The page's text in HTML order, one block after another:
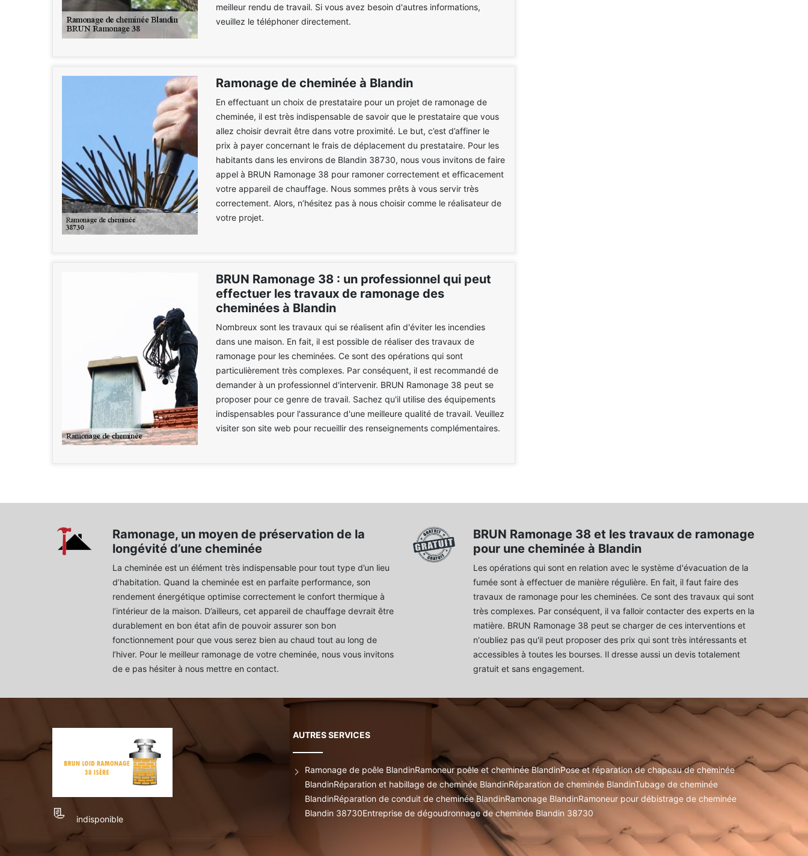
meilleur rendu de travail. Si vous avez besoin d'autres informations,
veuillez le téléphoner directement.
Ramonage de cheminée à Blandin
En effectuant un choix de prestataire pour un projet de ramonage de
cheminée, il est très indispensable de savoir que le prestataire que vous
allez choisir devrait être dans votre proximité. Le but, c’est d’affiner le
prix à payer concernant le frais de déplacement du prestataire. Pour les
habitants dans les environs de Blandin 38730, nous vous invitons de faire
appel à BRUN Ramonage 38 pour ramoner correctement et efficacement
votre appareil de chauffage. Nous sommes prêts à vous servir très
correctement. Alors, n’hésitez pas à nous choisir comme le réalisateur de
votre projet.
BRUN Ramonage 38 : un professionnel qui peut
effectuer les travaux de ramonage des
cheminées à Blandin
Nombreux sont les travaux qui se réalisent afin d'éviter les incendies
dans une maison. En fait, il est possible de réaliser des travaux de
ramonage pour les cheminées. Ce sont des opérations qui sont
particulièrement très complexes. Par conséquent, il est recommandé de
demander à un professionnel d'intervenir. BRUN Ramonage 38 peut se
proposer pour ce genre de travail. Sachez qu'il utilise des équipements
indispensables pour l'assurance d'une meilleure qualité de travail. Veuillez
visiter son site web pour recueillir des renseignements complémentaires.
Ramonage, un moyen de préservation de la
longévité d’une cheminée
La cheminée est un élément très indispensable pour tout type d’un lieu
d’habitation. Quand la cheminée est en parfaite performance, son
rendement énergétique optimise correctement le confort thermique à
l’intérieur de la maison. D’ailleurs, cet appareil de chauffage devrait être
durablement en bon état afin de pouvoir assurer son bon
fonctionnement pour que vous serez bien au chaud tout au long de
l’hiver. Pour le meilleur ramonage de votre cheminée, nous vous invitons
de e pas hésiter à nous mettre en contact.
BRUN Ramonage 38 et les travaux de ramonage
pour une cheminée à Blandin
Les opérations qui sont en relation avec le système d'évacuation de la
fumée sont à effectuer de manière régulière. En fait, il faut faire des
travaux de ramonage pour les cheminées. Ce sont des travaux qui sont
très complexes. Par conséquent, il va falloir contacter des experts en la
matière. BRUN Ramonage 38 peut se charger de ces interventions et
n'oubliez pas qu'il peut proposer des prix qui sont très intéressants et
accessibles à toutes les bourses. Il dresse aussi un devis totalement
gratuit et sans engagement.
indisponible
AUTRES SERVICES
Ramonage de poêle BlandinRamoneur poêle et cheminée BlandinPose et réparation de chapeau de cheminée
BlandinRéparation et habillage de cheminée BlandinRéparation de cheminée BlandinTubage de cheminée
BlandinRéparation de conduit de cheminée BlandinRamonage BlandinRamoneur pour débistrage de cheminée
Blandin 38730Entreprise de dégoudronnage de cheminée Blandin 38730